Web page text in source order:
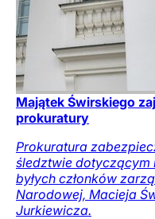
Majątek Świrskiego
prokuratury
Prokuratura
śledztwie dotyczącym
byłych członków
Narodowej, Macieja
Jurkiewicza.